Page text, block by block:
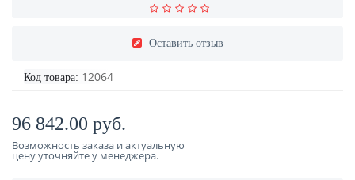
Оставить отзыв
Код товара: 12064
96 842.00 руб.
Возможность заказа и актуальную
цену уточняйте у менеджера.